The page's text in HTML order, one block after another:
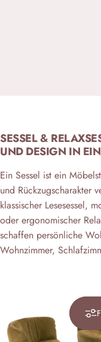
SESSEL &
UND DESIGN IN
Ein Sessel ist ein
und Rückzugscharakter
klassischer Lesesessel,
oder ergonomischer
schaffen persönliche
Wohnzimmer,